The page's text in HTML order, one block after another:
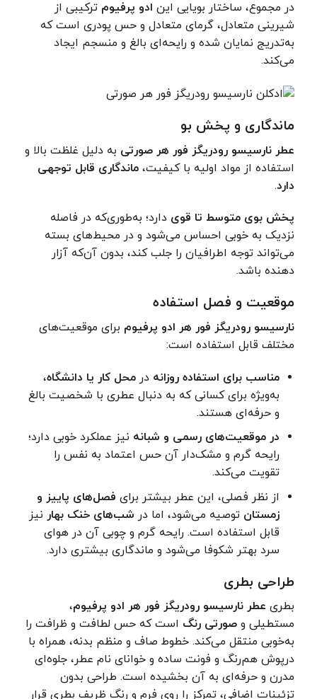
در مجموع، ساختار بویایی این ادو پرفیوم ترکیبی از
شیرینی متعادل، گرمای متعادل و حس پودری است که
به‌تدریج نمایان شده و رایحه‌ای بالغ و منسجم ایجاد
می‌کند.
ماندگاری و پخش بو
عطر نارسیسو رودریگز فور هر صورتی به دلیل غلظت بالا و
استفاده از مواد اولیه با کیفیت، ماندگاری قابل توجهی
دارد.
پخش بوی متوسط تا قوی دارد؛ به‌طوری‌که در فاصله
نزدیک به خوبی احساس می‌شود و در محیط‌های بسته
می‌تواند توجه اطرافیان را جلب کند، بدون آن‌که آزار
دهنده باشد.
موقعیت و فصل استفاده
نارسیسو رودریگز فور هر ادو پرفیوم برای موقعیت‌های
مختلف قابل استفاده است:
مناسب برای استفاده روزانه در محل کار یا دانشگاه،
به‌ویژه برای کسانی که به دنبال عطری با شخصیت بالغ
و حرفه‌ای هستند.
در موقعیت‌های رسمی و شبانه نیز عملکرد خوبی دارد؛
رایحه گرم و مشک‌دار آن حس اعتماد به نفس را
تقویت می‌کند.
از نظر فصلی، این عطر بیشتر برای فصل‌های پاییز و
زمستان توصیه می‌شود، اما در شب‌های خنک بهار نیز
قابل استفاده است. رایحه گرم و چوبی آن در هوای
سرد بهتر شکوفا می‌شود و ماندگاری بیشتری دارد.
طراحی بطری
بطری عطر نارسیسو رودریگز فور هر ادو پرفیوم،
مستطیلی و صورتی رنگ است که حس لطافت و ظرافت را
به‌خوبی منتقل می‌کند. خطوط صاف و منظم بدنه، همراه با
درپوش هم‌رنگ و فونت ساده و خوانای نام عطر، جلوه‌ای
مدرن و حرفه‌ای به آن بخشیده است. طراحی بدون
تزئینات اضافی، تمرکز را روی فرم و رنگ ظریف بطری قرار